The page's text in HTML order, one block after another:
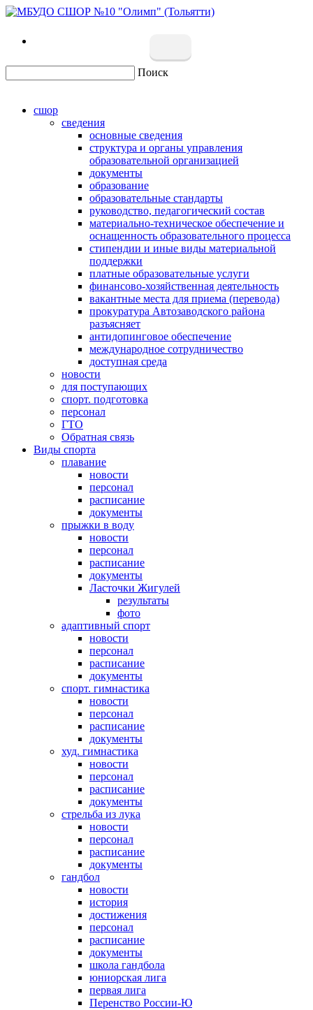
Поиск
сшор
сведения
основные сведения
структура и органы управления
образовательной организацией
документы
образование
образовательные стандарты
руководство, педагогический состав
материально-техническое обеспечение и
оснащенность образовательного процесса
стипендии и иные виды материальной
поддержки
платные образовательные услуги
финансово-хозяйственная деятельность
вакантные места для приема (перевода)
прокуратура Автозаводского района
разъясняет
антидопинговое обеспечение
международное сотрудничество
доступная среда
новости
для поступающих
спорт. подготовка
персонал
ГТО
Обратная связь
Виды спорта
плавание
новости
персонал
расписание
документы
прыжки в воду
новости
персонал
расписание
документы
Ласточки Жигулей
результаты
фото
адаптивный спорт
новости
персонал
расписание
документы
спорт. гимнастика
новости
персонал
расписание
документы
худ. гимнастика
новости
персонал
расписание
документы
стрельба из лука
новости
персонал
расписание
документы
гандбол
новости
история
достижения
персонал
расписание
документы
школа гандбола
юниорская лига
первая лига
Перенство России-Ю